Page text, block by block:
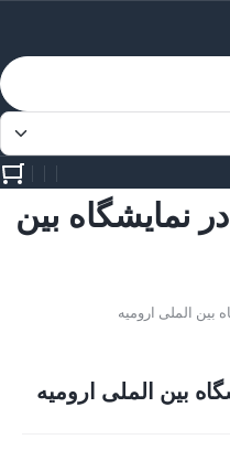
حضور شرکت kps در نمایشگاه بین